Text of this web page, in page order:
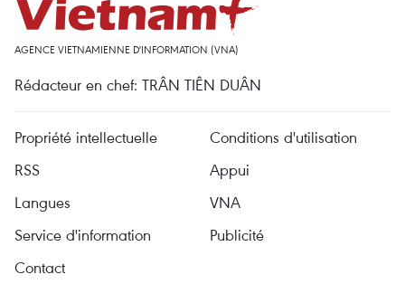
AGENCE VIETNAMIENNE D'INFORMATION (VNA)
Rédacteur en chef: TRÂN TIÊN DUÂN
Propriété intellectuelle
Conditions d'utilisation
RSS
Appui
Langues
VNA
Service d'information
Publicité
Contact